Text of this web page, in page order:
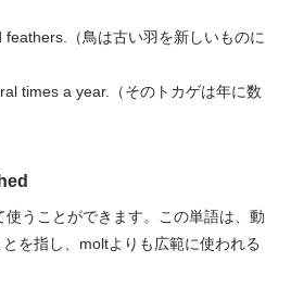
（鳥は古い羽を新しいものに
times a year.（そのトカゲは年に数
使うことができます。この単語は、動
を指し、moltよりも広範に使われる